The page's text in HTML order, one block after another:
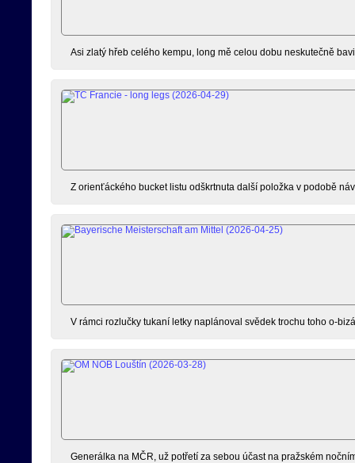
Asi zlatý hřeb celého kempu, long mě celou dobu neskutečně
Z orienťáckého bucket listu odškrtnuta další položka v podobě
V rámci rozlučky tukaní letky naplánoval svědek trochu toho o-
Generálka na MČR, už potřetí za sebou účast na pražském